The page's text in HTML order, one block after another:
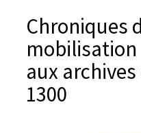
r
Chroniques
mobilisation
aux archives
1300